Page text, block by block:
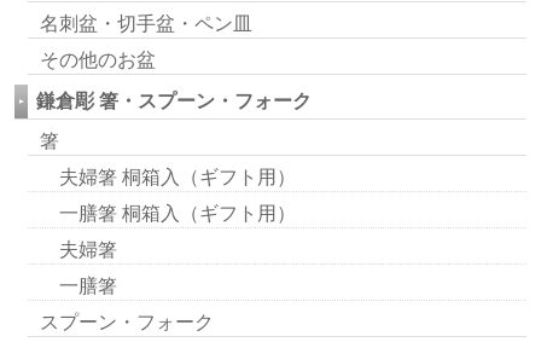
名刺盆・切手盆・ペン皿
その他のお盆
鎌倉彫 箸・スプーン・フォーク
箸
夫婦箸 桐箱入（ギフト用）
一膳箸 桐箱入（ギフト用）
夫婦箸
一膳箸
スプーン・フォーク